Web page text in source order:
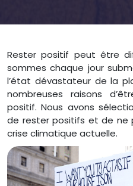
Rester positif peut être
sommes chaque jour
l’état dévastateur de la
nombreuses raisons
positif. Nous avons
de rester positifs et de ne
crise climatique actuelle.